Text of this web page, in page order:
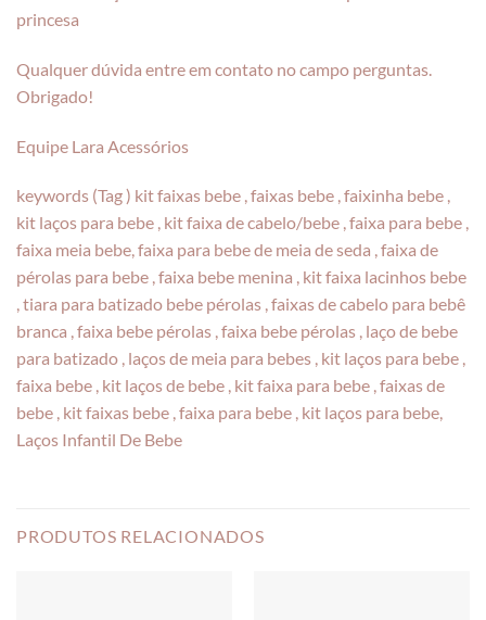
princesa
Qualquer dúvida entre em contato no campo perguntas.
Obrigado!
Equipe Lara Acessórios
keywords (Tag ) kit faixas bebe , faixas bebe , faixinha bebe ,
kit laços para bebe , kit faixa de cabelo/bebe , faixa para bebe ,
faixa meia bebe, faixa para bebe de meia de seda , faixa de
pérolas para bebe , faixa bebe menina , kit faixa lacinhos bebe
, tiara para batizado bebe pérolas , faixas de cabelo para bebê
branca , faixa bebe pérolas , faixa bebe pérolas , laço de bebe
para batizado , laços de meia para bebes , kit laços para bebe ,
faixa bebe , kit laços de bebe , kit faixa para bebe , faixas de
bebe , kit faixas bebe , faixa para bebe , kit laços para bebe,
Laços Infantil De Bebe
PRODUTOS RELACIONADOS